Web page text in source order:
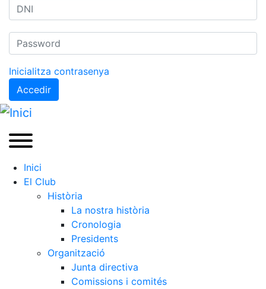
Inicialitza contrasenya
Accedir
Inici
El Club
Història
La nostra història
Cronologia
Presidents
Organització
Junta directiva
Comissions i comités